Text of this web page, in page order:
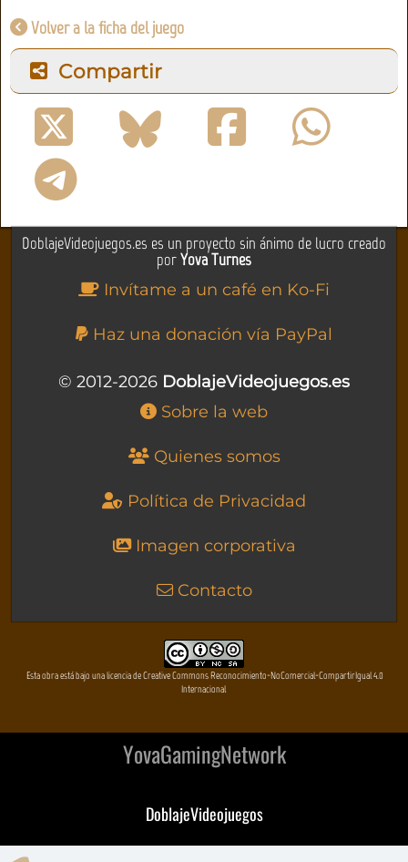
Volver a la ficha del juego
Compartir
DoblajeVideojuegos.es es un proyecto sin ánimo de lucro creado
porYova Turnes
Invítame a un café en Ko-Fi
Haz una donación vía PayPal
© 2012-2026 DoblajeVideojuegos.es
Sobre la web
Quienes somos
Política de Privacidad
Imagen corporativa
Contacto
Esta obra está bajo una licencia de Creative Commons Reconocimiento-NoComercial-CompartirIgual 4.0
Internacional
YovaGamingNetwork
DoblajeVideojuegos